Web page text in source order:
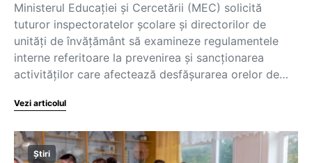
Ministerul Educației și Cercetării (MEC) solicită
tuturor inspectoratelor școlare și directorilor de
unități de învățământ să examineze regulamentele
interne referitoare la prevenirea și sancționarea
activităților care afectează desfășurarea orelor de…
Vezi articolul
Știri